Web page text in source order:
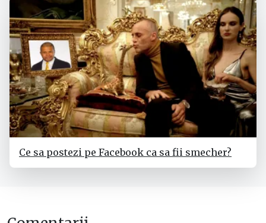
Ce sa postezi pe Facebook ca sa fii smecher?